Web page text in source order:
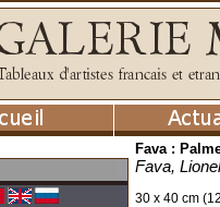
Fava :
Fava, Lionel
30 x 40 cm